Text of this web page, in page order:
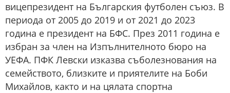
вицепрезидент на Българския футболен съюз. В
периода от 2005 до 2019 и от 2021 до 2023
година е президент на БФС. През 2011 година е
избран за член на Изпълнителното бюро на
УЕФА. ПФК Левски изказва съболезнования на
семейството, близките и приятелите на Боби
Михайлов, както и на цялата спортна